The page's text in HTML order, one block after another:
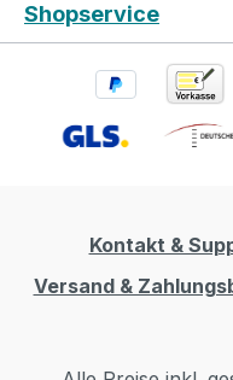
Shopservice
Kontakt &
Versand &